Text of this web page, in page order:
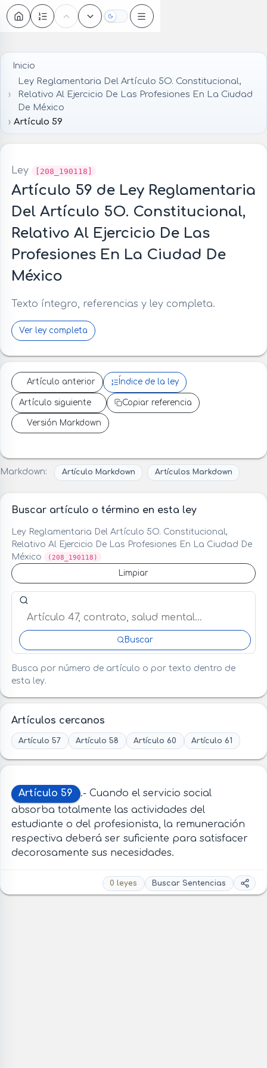
Oscuro
Inicio
Ley Reglamentaria Del Artículo 5O. Constitucional,
Relativo Al Ejercicio De Las Profesiones En La Ciudad
De México
Artículo 59
Ley [208_190118]
Artículo 59 de Ley Reglamentaria
Del Artículo 5O. Constitucional,
Relativo Al Ejercicio De Las
Profesiones En La Ciudad De
México
Texto íntegro, referencias y ley completa.
Ver ley completa
Artículo anterior Índice de la ley
Artículo siguiente Copiar referencia
Versión Markdown
Markdown: Artículo Markdown Artículos Markdown
Buscar artículo o término en esta ley
Ley Reglamentaria Del Artículo 5O. Constitucional,
Relativo Al Ejercicio De Las Profesiones En La Ciudad De
México
(208_190118)
Limpiar
Buscar artículo o término en esta ley
Buscar
Busca por número de artículo o por texto dentro de
esta ley.
Artículos cercanos
Artículo 57 Artículo 58 Artículo 60 Artículo 61
Artículo 59
.- Cuando el servicio social
absorba totalmente las actividades del
estudiante o del profesionista, la remuneración
respectiva deberá ser suficiente para satisfacer
decorosamente sus necesidades.
0 leyes Buscar Sentencias